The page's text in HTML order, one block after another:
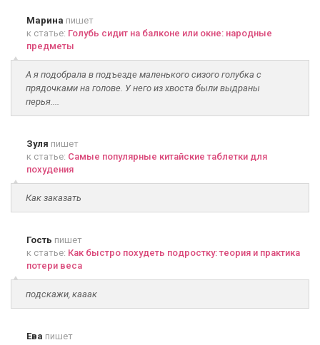
Марина пишет
к статье: Голубь сидит на балконе или окне: народные
предметы
А я подобрала в подъезде маленького сизого голубка с
прядочками на голове. У него из хвоста были выдраны
перья....
Зуля пишет
к статье: Самые популярные китайские таблетки для
похудения
Как заказать
Гость пишет
к статье: Как быстро похудеть подростку: теория и практика
потери веса
подскажи, кааак
Ева пишет